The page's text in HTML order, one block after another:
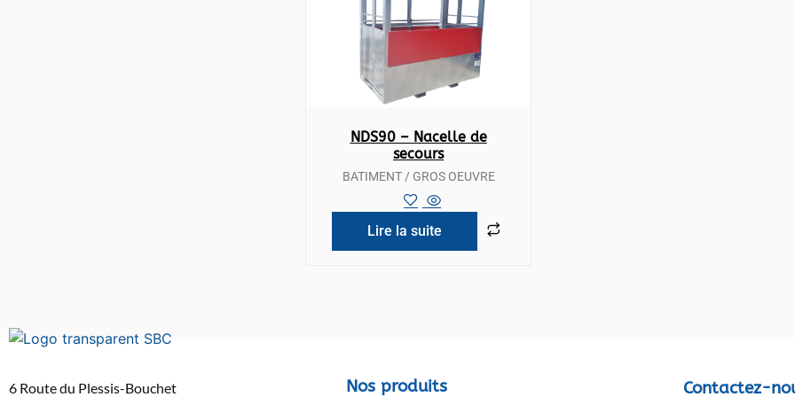
NDS90 – Nacelle de
secours
BATIMENT / GROS OEUVRE
Lire la suite
6 Route du Plessis-Bouchet Nos produits Contactez-